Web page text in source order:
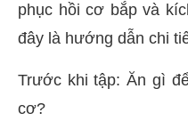
phục hồi cơ bắp và
đây là hướng dẫn chi
Trước khi tập: Ăn gì
cơ?